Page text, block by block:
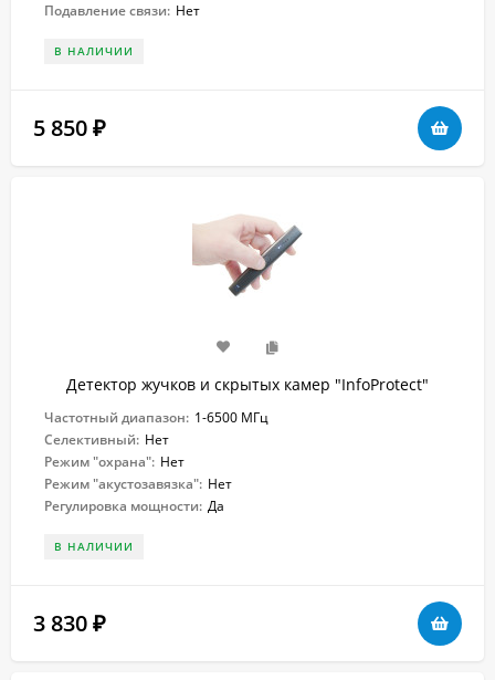
Подавление связи: Нет
В НАЛИЧИИ
5 850 ₽
Детектор жучков и скрытых камер "InfoProtect"
Частотный диапазон: 1-6500 МГц
Селективный: Нет
Режим "охрана": Нет
Режим "акустозавязка": Нет
Регулировка мощности: Да
В НАЛИЧИИ
3 830 ₽